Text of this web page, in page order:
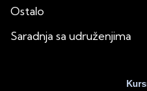
Ostalo
Saradnja sa udruženjima